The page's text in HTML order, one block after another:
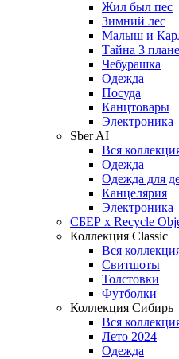
Жил был пес
Зимний лес
Малыш и
Тайна 3
Чебурашка
Одежда
Посуда
Канцтовары
Электроника
Sber AI
Вся
Одежда
Одежда для
Канцелярия
Электроника
СБЕР x Recycle
Коллекция Classic
Вся
Свитшоты
Толстовки
Футболки
Коллекция Сибирь
Вся
Лето 2024
Одежда